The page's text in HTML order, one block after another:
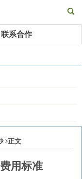
联系合作
正文
用标准